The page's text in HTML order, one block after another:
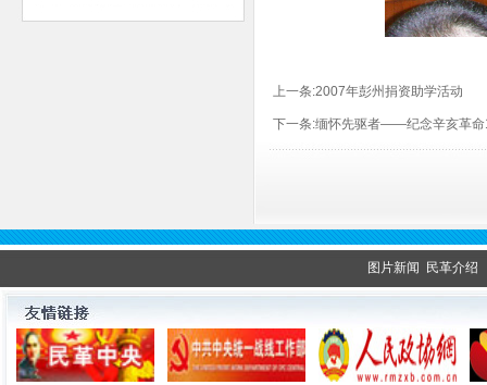
上一条:2007年彭州捐资助学活动
下一条:缅怀先驱者——纪念辛亥革命
图片新闻 民革介绍